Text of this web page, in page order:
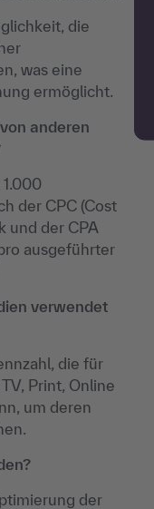
die
was eine
ermöglicht.
anderen
der CPC (Cost
und der CPA
ausgeführter
verwendet
die für
Print, Online
um deren
der